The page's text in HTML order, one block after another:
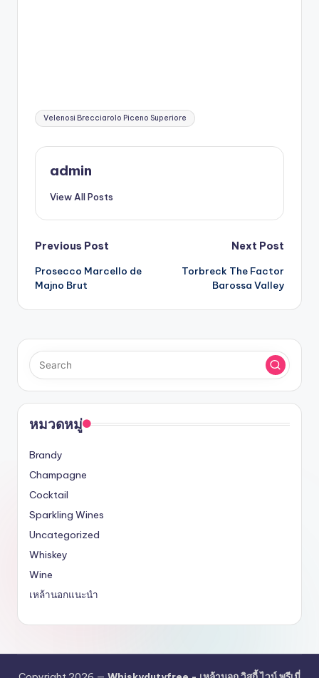
Tags:
Velenosi Brecciarolo Piceno Superiore
admin
View All Posts
Post
navigation
Previous Post
Prosecco Marcello de
Majno Brut
Next Post
Torbreck The Factor
Barossa Valley
หมวดหมู่
Brandy
Champagne
Cocktail
Sparkling Wines
Uncategorized
Whiskey
Wine
เหล้านอกแนะนำ